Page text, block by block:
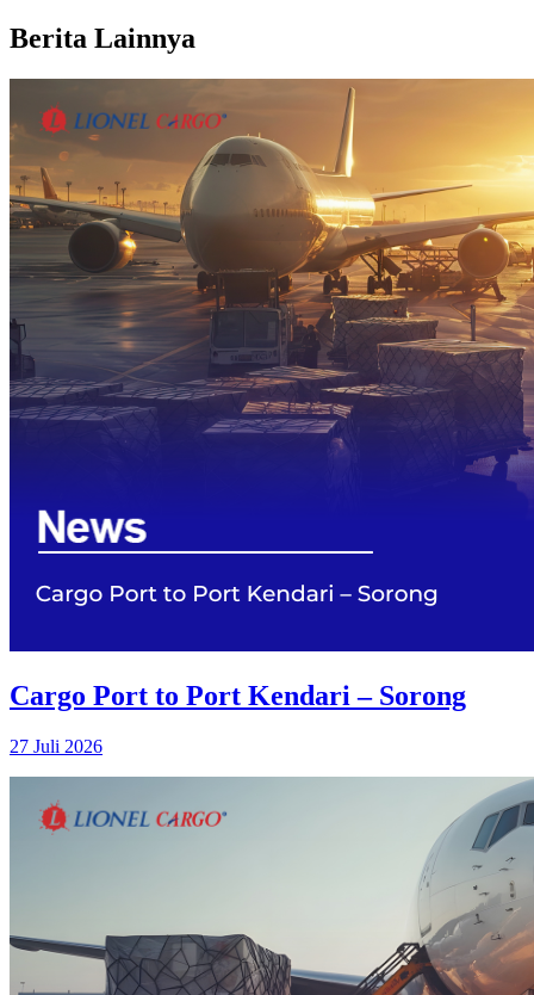
Berita Lainnya
Cargo Port to Port Kendari – Sorong
27 Juli 2026